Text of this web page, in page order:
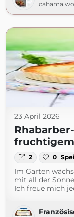
23 April 2026
2 0
Im Garten
mit all der
Ich freue mich